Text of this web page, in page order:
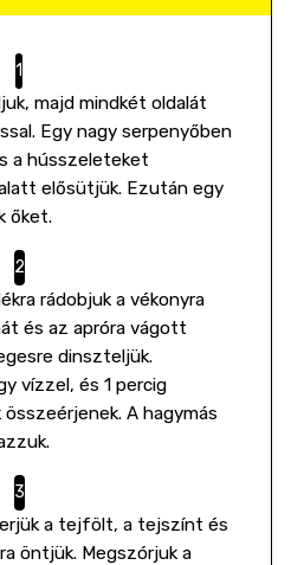
majd mindkét oldalát
Egy nagy serpenyőben
a hússzeleteket
elősütjük. Ezután egy
őket.
rádobjuk a vékonyra
és az apróra vágott
dinszteljük.
vízzel, és 1 percig
A hagymás
a tejfölt, a tejszínt és
öntjük. Megszórjuk a